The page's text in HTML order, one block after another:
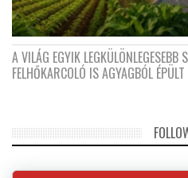
A VILÁG EGYIK
FELHŐKARCOLÓ IS AGYAGBÓL ÉPÜLT